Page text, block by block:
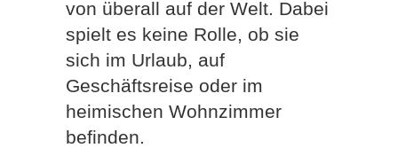
von überall auf der Welt. Dabei
spielt es keine Rolle, ob sie
sich im Urlaub, auf
Geschäftsreise oder im
heimischen Wohnzimmer
befinden.